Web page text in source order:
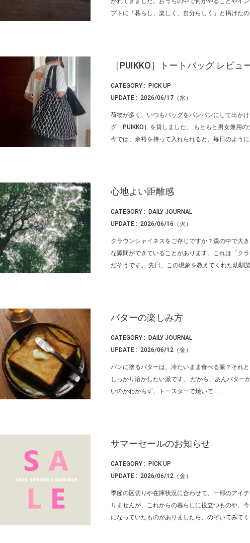
プトに「暮らし、楽しく、自分らしく」と掲げた
［PUIKKO］トートバッグ レビュ
CATEGORY :
PICK UP
UPDATE : 2026/06/17（水）
荷物が多く、いつもバッグをパンパンにして出か
グ［PUIKKO］を貸しました。 もともと男女兼用
今では、余裕を持って入れられると、毎日のように
心地よい距離感
CATEGORY :
DAILY JOURNAL
UPDATE : 2026/06/16（火）
クラウンシャイネスをご存じですか？森の中で大
な隙間ができていることがあります。これは「ク
だそうです。 先日、この現象を教えてくれた幼馴
バターの楽しみ方
CATEGORY :
DAILY JOURNAL
UPDATE : 2026/06/12（金）
パンに塗るバターは、冷たいまま食べる派？それ
しっかり溶かしたい派です。 だから、あんバター
いのかわからず、トースターで焼いて ...
サマーセールのお知らせ
CATEGORY :
PICK UP
UPDATE : 2026/06/12（金）
季節の区切りや在庫状況に合わせて、一部のアイ
りませんが、これからの暮らしに役立つものや、
になっていたものがありましたら、のぞいてみて